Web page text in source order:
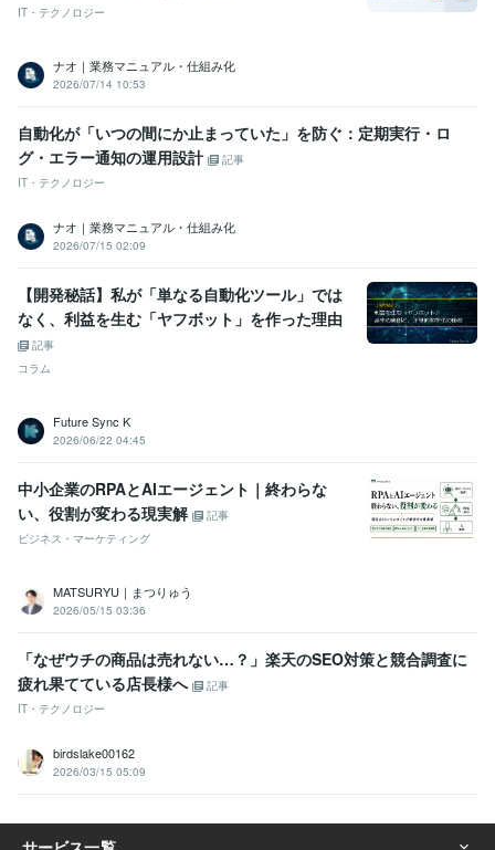
IT・テクノロジー
ナオ｜業務マニュアル・仕組み化
2026/07/14 10:53
自動化が「いつの間にか止まっていた」を防ぐ：定期実行・ロ
グ・エラー通知の運用設計
記事
IT・テクノロジー
ナオ｜業務マニュアル・仕組み化
2026/07/15 02:09
【開発秘話】私が「単なる自動化ツール」では
なく、利益を生む「ヤフボット」を作った理由
記事
コラム
Future Sync K
2026/06/22 04:45
中小企業のRPAとAIエージェント｜終わらな
い、役割が変わる現実解
記事
ビジネス・マーケティング
MATSURYU｜まつりゅう
2026/05/15 03:36
「なぜウチの商品は売れない…？」楽天のSEO対策と競合調査に
疲れ果てている店長様へ
記事
IT・テクノロジー
birdslake00162
2026/03/15 05:09